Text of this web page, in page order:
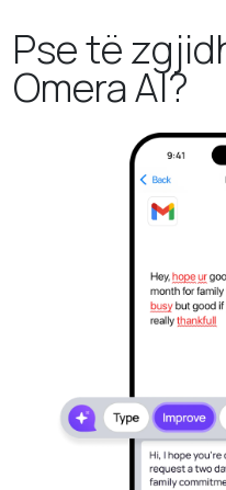
Pse të
Omera AI?